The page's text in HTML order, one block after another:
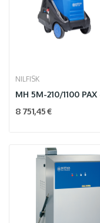
NILFISK
8 751,45 €